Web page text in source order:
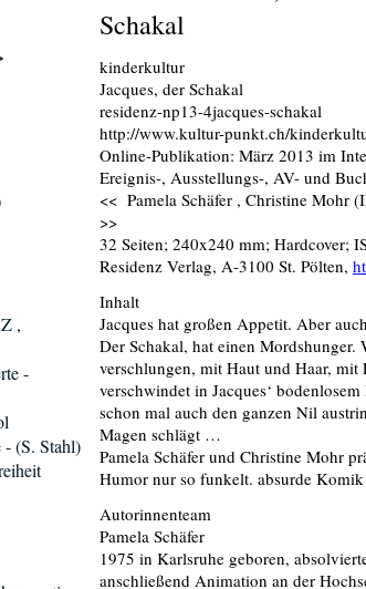
Schakal
kinderkultur
Jacques, der Schakal
residenz-np13-4jacques-schakal
http://www.kultur-punkt.ch/
Online-Publikation: März 2013 im
Ereignis-, Ausstellungs-, AV- und
<< Pamela Schäfer , Christine Mohr
>>
32 Seiten; 240x240 mm; Hardcover;
Residenz Verlag, A-3100 St. Pölten,
Inhalt
Jacques hat großen Appetit. Aber
Der Schakal, hat einen
verschlungen, mit Haut und Haar, mit
verschwindet in Jacques‘
schon mal auch den ganzen Nil
Magen schlägt …
Pamela Schäfer und Christine Mohr
Humor nur so funkelt. absurde
Autorinnenteam
Pamela Schäfer
1975 in Karlsruhe geboren,
anschließend Animation an der
,
-
(S. Stahl)